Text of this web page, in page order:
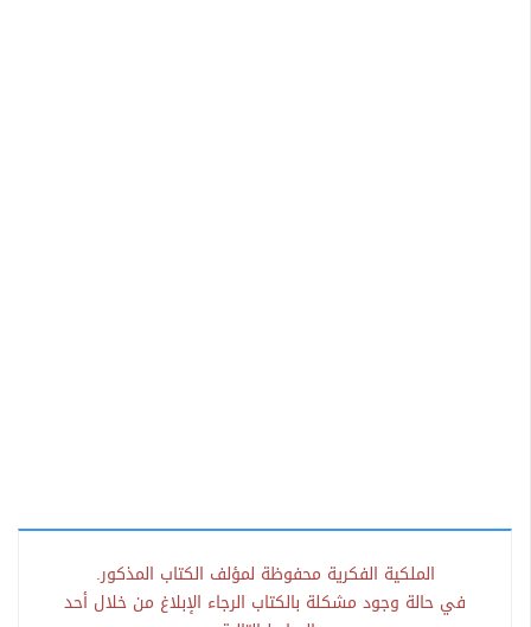
الملكية الفكرية محفوظة لمؤلف الكتاب المذكور.
في حالة وجود مشكلة بالكتاب الرجاء الإبلاغ من خلال أحد